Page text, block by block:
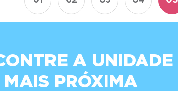
A UNIDADE
MAIS PRÓXIMA